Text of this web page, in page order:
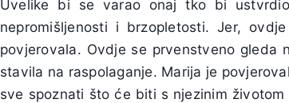
Uvelike bi se varao onaj tko bi
nepromišljenosti i brzopletosti. Jer,
povjerovala. Ovdje se prvenstveno gleda
stavila na raspolaganje. Marija je
sve spoznati što će biti s njezinim